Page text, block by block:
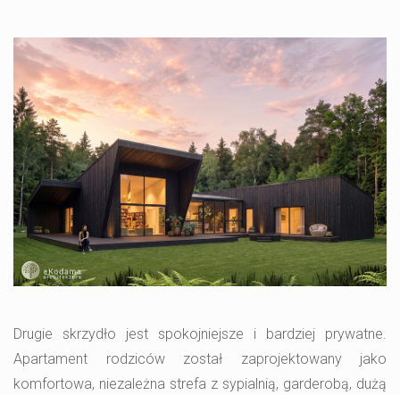
Drugie skrzydło jest spokojniejsze i bardziej prywatne.
Apartament rodziców został zaprojektowany jako
komfortowa, niezależna strefa z sypialnią, garderobą, dużą